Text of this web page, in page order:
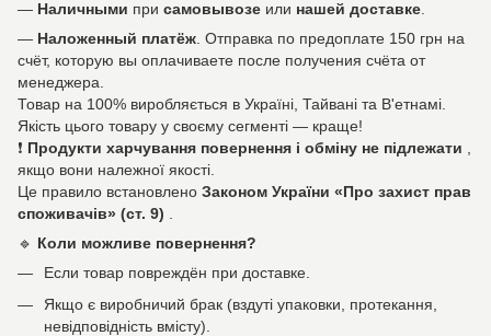
— Наличными при самовывозе или нашей доставке.
— Наложенный платёж. Отправка по предоплате 150 грн на
счёт, которую вы оплачиваете после получения счёта от
менеджера.
Товар на 100% виробляється в Україні, Тайвані та В'етнамі.
Якість цього товару у своєму сегменті — краще!
❗ Продукти харчування повернення і обміну не підлежати ,
якщо вони належної якості.
Це правило встановлено Законом України «Про захист прав
споживачів» (ст. 9) .
🔹 Коли можливе повернення?
Если товар повреждён при доставке.
Якщо є виробничий брак (вздуті упаковки, протекання,
невідповідність вмісту).